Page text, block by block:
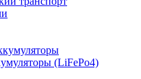
(LiFePo4)